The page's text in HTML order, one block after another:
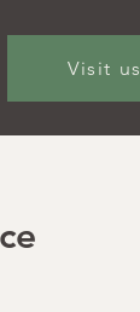
Visit us